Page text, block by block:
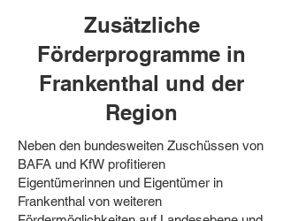
Zusätzliche
Förderprogramme in
Frankenthal und der
Region
Neben den bundesweiten Zuschüssen von
BAFA und KfW profitieren
Eigentümerinnen und Eigentümer in
Frankenthal von weiteren